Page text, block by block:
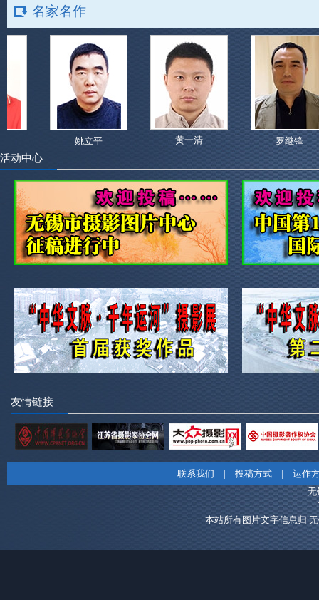
名家名作
姚立平 黄一清 罗继锋
活动中心
友情链接
联系我们 | 投稿方式 |
运作
无
本站所有图片文字信息归